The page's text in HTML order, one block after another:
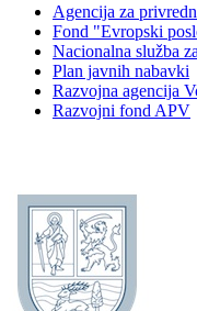
Agencija za
Fond "Evropski
Nacionalna služba
Plan javnih nabavki
Razvojna agencija
Razvojni fond APV